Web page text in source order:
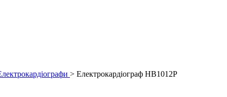
> Електрокардіограф HB1012P